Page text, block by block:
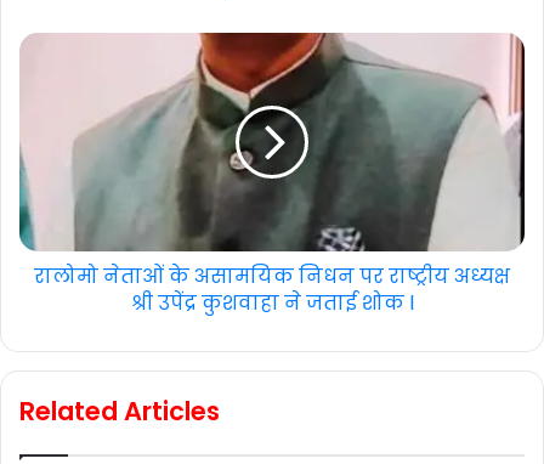
रालोमो नेताओं के असामयिक निधन पर राष्ट्रीय अध्यक्ष
श्री उपेंद्र कुशवाहा ने जताई शोक l
Related Articles